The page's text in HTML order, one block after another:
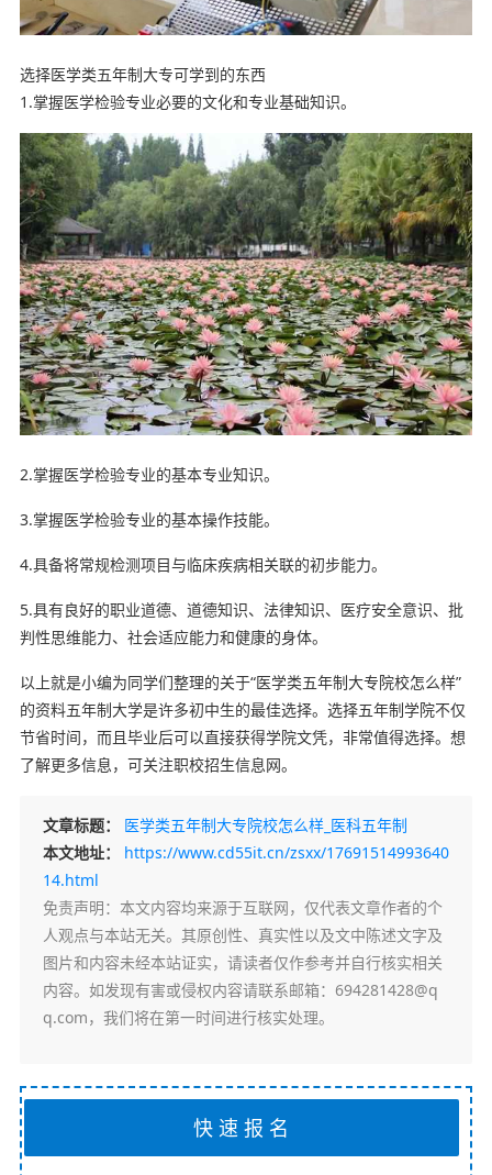
选择医学类五年制大专可学到的东西
1.掌握医学检验专业必要的文化和专业基础知识。
2.掌握医学检验专业的基本专业知识。
3.掌握医学检验专业的基本操作技能。
4.具备将常规检测项目与临床疾病相关联的初步能力。
5.具有良好的职业道德、道德知识、法律知识、医疗安全意识、批
判性思维能力、社会适应能力和健康的身体。
以上就是小编为同学们整理的关于“医学类五年制大专院校怎么样”
的资料五年制大学是许多初中生的最佳选择。选择五年制学院不仅
节省时间，而且毕业后可以直接获得学院文凭，非常值得选择。想
了解更多信息，可关注职校招生信息网。
文章标题： 医学类五年制大专院校怎么样_医科五年制
本文地址： https://www.cd55it.cn/zsxx/17691514993640
14.html
免责声明：本文内容均来源于互联网，仅代表文章作者的个
人观点与本站无关。其原创性、真实性以及文中陈述文字及
图片和内容未经本站证实，请读者仅作参考并自行核实相关
内容。如发现有害或侵权内容请联系邮箱：694281428@q
q.com，我们将在第一时间进行核实处理。